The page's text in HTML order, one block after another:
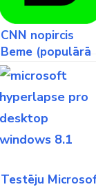
CNN nopircis
Beme (populārā
YouTube
videoblogera
Casey Neistat
aplikāciju)
[Papildināts]
Testēju